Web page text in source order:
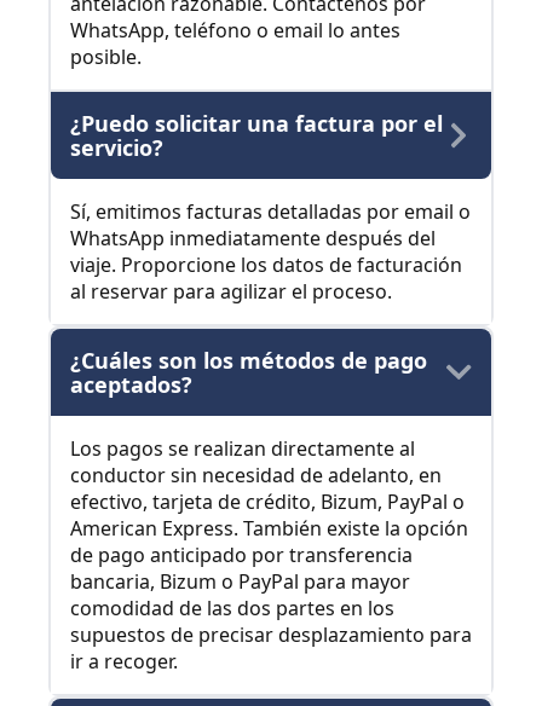
WhatsApp, teléfono o email lo antes
posible.
¿Puedo solicitar una factura por el
servicio?
Sí, emitimos facturas detalladas por email o
WhatsApp inmediatamente después del
viaje. Proporcione los datos de facturación
al reservar para agilizar el proceso.
¿Cuáles son los métodos de pago
aceptados?
Los pagos se realizan directamente al
conductor sin necesidad de adelanto, en
efectivo, tarjeta de crédito, Bizum, PayPal o
American Express. También existe la opción
de pago anticipado por transferencia
bancaria, Bizum o PayPal para mayor
comodidad de las dos partes en los
supuestos de precisar desplazamiento para
ir a recoger.